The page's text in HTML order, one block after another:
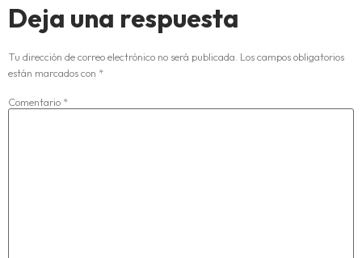
Deja una respuesta
Tu dirección de correo electrónico no será publicada. Los campos obligatorios
están marcados con *
Comentario *